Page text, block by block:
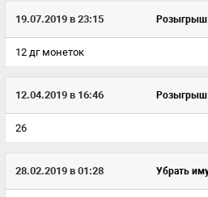
19.07.2019 в 23:15 Розыгрыш
12 дг монеток
12.04.2019 в 16:46 Розыгрыш
26
28.02.2019 в 01:28 Убрать